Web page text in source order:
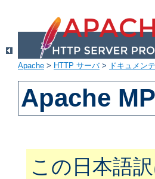
Apache > HTTP サーバ> ドキュメン
Apache
この日本語